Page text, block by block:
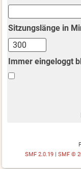
Sitzungslänge in
Immer eingeloggt
SMF 2.0.19
SMF ©